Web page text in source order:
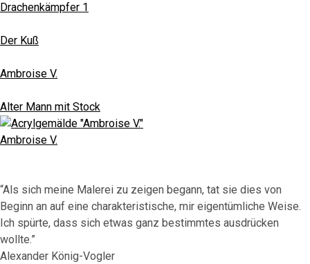
Drachenkämpfer 1
Der Kuß
Ambroise V.
Alter Mann mit Stock
Ambroise V.
“Als sich meine Malerei zu zeigen begann, tat sie dies von
Beginn an auf eine charakteristische, mir eigentümliche Weise.
Ich spürte, dass sich etwas ganz bestimmtes ausdrücken
wollte.”
Alexander König-Vogler